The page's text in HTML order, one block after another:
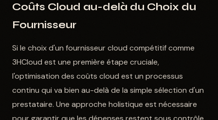
Coûts Cloud au-delà du Choix du
Fournisseur
Si le choix d'un fournisseur cloud compétitif comme
3HCloud est une première étape cruciale,
l'optimisation des coûts cloud est un processus
continu qui va bien au-delà de la simple sélection d'un
prestataire. Une approche holistique est nécessaire